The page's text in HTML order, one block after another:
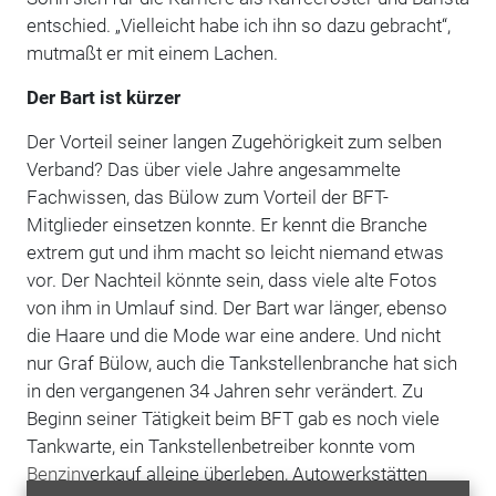
entschied. „Vielleicht habe ich ihn so dazu gebracht“,
mutmaßt er mit ­einem Lachen.
Der Bart ist kürzer
Der Vorteil seiner langen Zugehörigkeit zum selben
Verband? Das über ­viele ­Jahre angesammelte
Fachwissen, das ­Bülow zum Vorteil der BFT-
Mitglieder ein­setzen konnte. Er kennt die Branche
extrem gut und ihm macht so leicht niemand etwas
vor. Der Nachteil könnte sein, dass viele alte Fotos
von ihm in Umlauf sind. Der Bart war länger, ebenso
die Haare und die Mode war eine andere. Und nicht
nur Graf Bü­low, auch die Tankstellenbranche hat sich
in den ­vergangenen 34 Jahren sehr verändert. Zu
Beginn seiner Tätigkeit beim BFT gab es noch viele
Tankwarte, ein Tankstellenbetreiber ­konnte vom
Benzin­verkauf alleine über­leben, Autowerk­stätten